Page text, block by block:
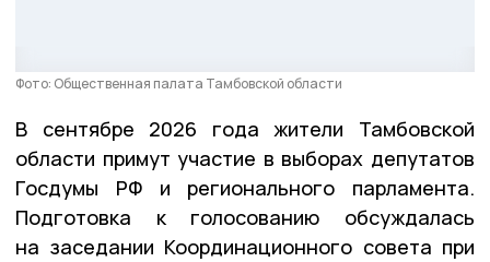
Фото: Общественная палата Тамбовской области
В сентябре 2026 года жители Тамбовской
области примут участие в выборах депутатов
Госдумы РФ и регионального парламента.
Подготовка к голосованию обсуждалась
на заседании Координационного совета при